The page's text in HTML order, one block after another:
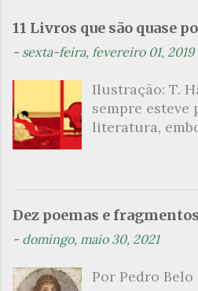
n
t
i
o
11 Livros que são quase
- sexta-feira, fevereiro 01, 2019
Ilustração: T.
sempre esteve
literatura,
que
psicanalítico e
a partir dessa
apresenta um
Dez poemas e
- domingo, maio 30, 2021
Por Pedro